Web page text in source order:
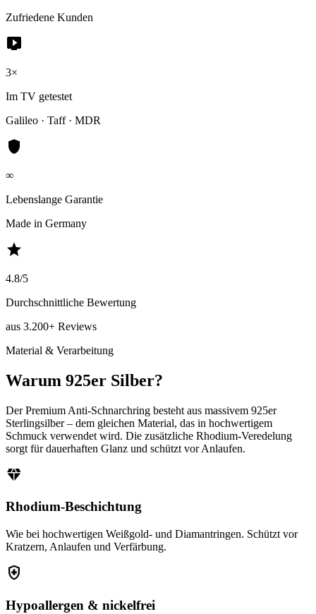
Zufriedene Kunden
live_tv
3×
Im TV getestet
Galileo · Taff · MDR
shield
∞
Lebenslange Garantie
Made in Germany
star
4.8/5
Durchschnittliche Bewertung
aus 3.200+ Reviews
Material & Verarbeitung
Warum 925er Silber?
Der Premium Anti-Schnarchring besteht aus massivem 925er
Sterlingsilber – dem gleichen Material, das in hochwertigem
Schmuck verwendet wird. Die zusätzliche Rhodium-Veredelung
sorgt für dauerhaften Glanz und schützt vor Anlaufen.
diamond
Rhodium-Beschichtung
Wie bei hochwertigen Weißgold- und Diamantringen. Schützt vor
Kratzern, Anlaufen und Verfärbung.
health_and_safety
Hypoallergen & nickelfrei